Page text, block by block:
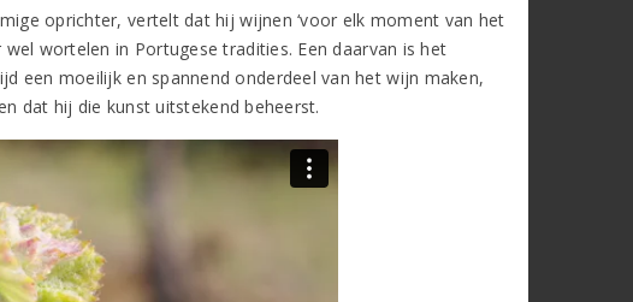
oprichter, vertelt dat hij wijnen ‘voor elk moment van het
wortelen in Portugese tradities. Een daarvan is het
een moeilijk en spannend onderdeel van het wijn maken,
dat hij die kunst uitstekend beheerst.